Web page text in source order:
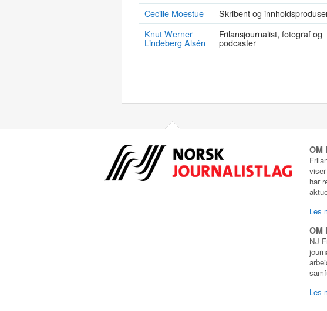
Cecilie Moestue Skribent og
Knut Werner
Lindeberg Alsén
Frilansjournalist, fotograf og
podcaster
OM
har
Les
OM
NJ
Les